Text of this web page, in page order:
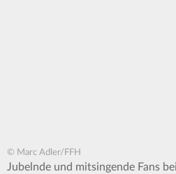
© Marc Adler/FFH
Jubelnde und mitsingende Fans